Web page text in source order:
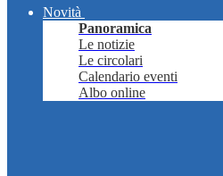
Novità
Panoramica
Le notizie
Le circolari
Calendario eventi
Albo online